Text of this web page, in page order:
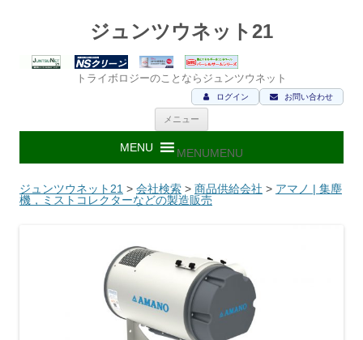
ジュンツウネット21
トライボロジーのことならジュンツウネット
お問い合わせ
ログイン
メニュー
ン
ツ
ス
キ
ッ
MENUMENU
ジュンツウネット21 > 会社検索 > 商品供給会社 > アマノ | 集塵
機，ミストコレクターなどの製造販売